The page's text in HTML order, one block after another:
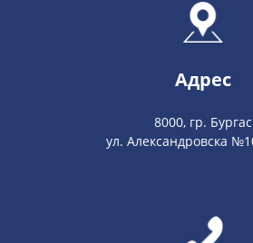
Адрес
8000, гр. Бургас
ул. Александровска